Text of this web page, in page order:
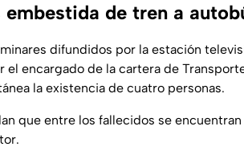
de tren a
difundidos por la estación
encargado de la cartera de
la existencia de cuatro personas.
que entre los fallecidos se